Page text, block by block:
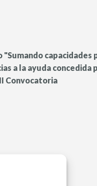
capacidades
a la ayuda concedida
Convocatoria